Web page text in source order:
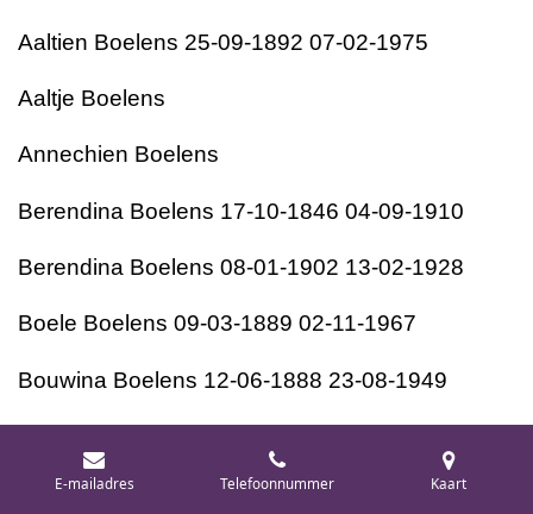
Aaltien Boelens 25-09-1892 07-02-1975
Aaltje Boelens
Annechien Boelens
Berendina Boelens 17-10-1846 04-09-1910
Berendina Boelens 08-01-1902 13-02-1928
Boele Boelens 09-03-1889 02-11-1967
Bouwina Boelens 12-06-1888 23-08-1949
Geesien Boelens 04-12-1902 25-02-1997
E-mailadres Telefoonnummer Kaart